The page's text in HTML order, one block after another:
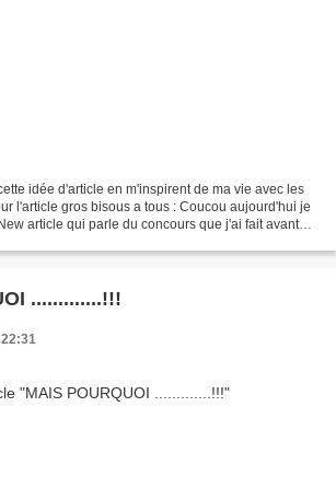
idée d'article en m'inspirent de ma vie avec les
l'article gros bisous a tous : Coucou aujourd'hui je
article qui parle du concours que j'ai fait avant
.............!!!